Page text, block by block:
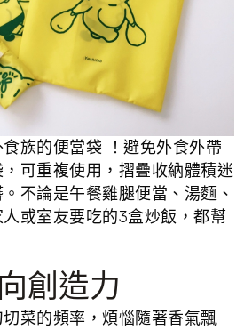
族的便當袋 ！避免外食外帶
可重複使用，摺疊收納體積迷
不論是午餐雞腿便當、湯麵、
或室友要吃的3盒炒飯，都幫
創造力
菜的頻率，煩惱隨著香氣飄